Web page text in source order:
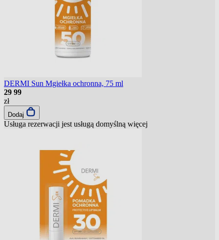
DERMI Sun Mgiełka ochronna, 75 ml
29 99
zł
Dodaj
Usługa rezerwacji jest usługą domyślną więcej